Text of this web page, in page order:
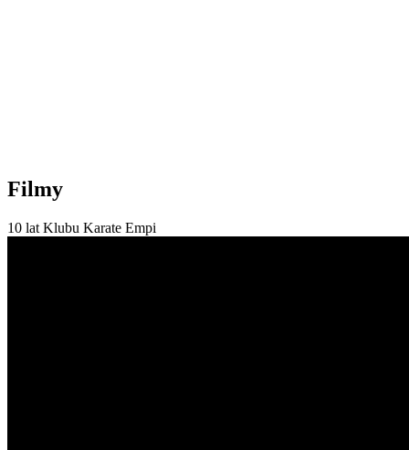
Filmy
10 lat Klubu Karate Empi